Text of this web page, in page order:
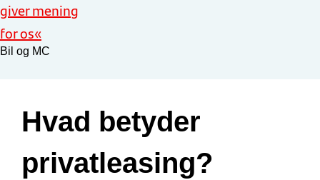
giver mening
for os«
Bil og MC
Hvad betyder
privatleasing?